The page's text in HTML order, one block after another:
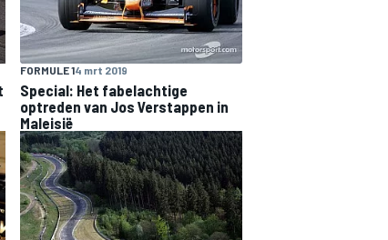
FORMULE 14 mrt 2019
Special: Het fabelachtige
optreden van Jos Verstappen in
Maleisië